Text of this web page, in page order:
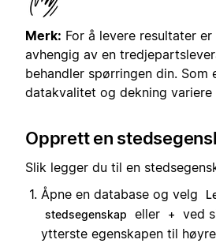
Merk: For å levere resultater
avhengig av en
behandler spørringen din. Som
datakvalitet og dekning
Opprett en
Slik legger du til en
Åpne en database og velg
stedsegenskap
eller +
ved
ytterste egenskapen til